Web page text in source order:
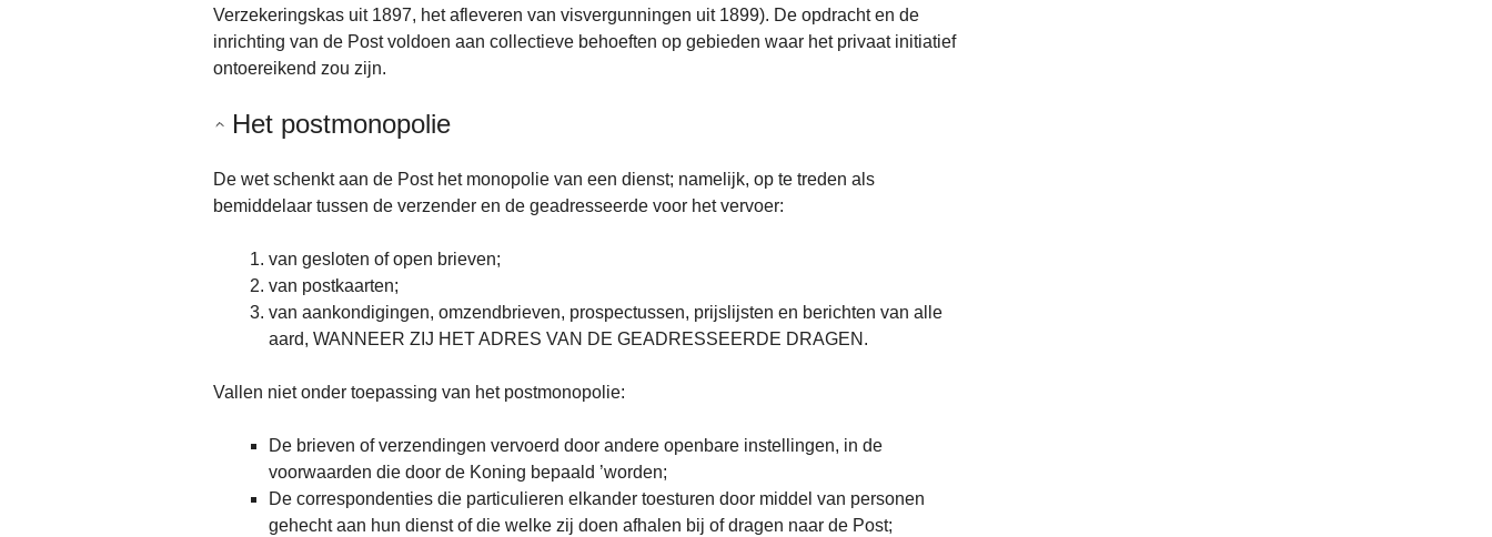
Verzekeringskas uit 1897, het afleveren van visvergunningen uit 1899). De opdracht en de
inrichting van de Post voldoen aan collectieve behoeften op gebieden waar het privaat initiatief
ontoereikend zou zijn.
Het postmonopolie
De wet schenkt aan de Post het monopolie van een dienst; namelijk, op te treden als
bemiddelaar tussen de verzender en de geadresseerde voor het vervoer:
van gesloten of open brieven;
van postkaarten;
van aankondigingen, omzendbrieven, prospectussen, prijslijsten en berichten van alle
aard, WANNEER ZIJ HET ADRES VAN DE GEADRESSEERDE DRAGEN.
Vallen niet onder toepassing van het postmonopolie:
De brieven of verzendingen vervoerd door andere openbare instellingen, in de
voorwaarden die door de Koning bepaald ’worden;
De correspondenties die particulieren elkander toesturen door middel van personen
gehecht aan hun dienst of die welke zij doen afhalen bij of dragen naar de Post;